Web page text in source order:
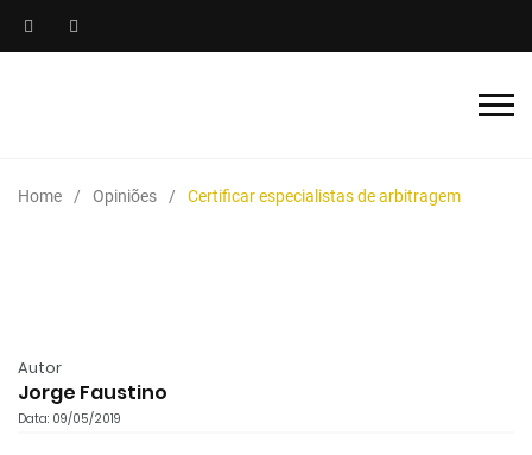
Home Opiniões Certificar especialistas de arbitragem
Autor
Jorge Faustino
Data: 09/05/2019